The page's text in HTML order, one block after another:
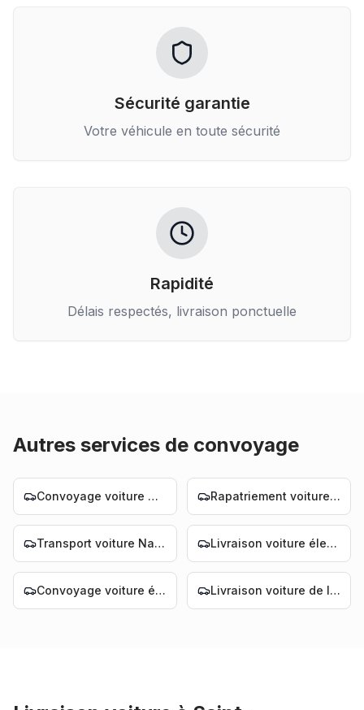
Sécurité garantie
Votre véhicule en toute sécurité
Rapidité
Délais respectés, livraison ponctuelle
Autres services de convoyage
Convoyage voiture Nantes Rapatriement voiture Nantes
Transport voiture Nantes Livraison voiture électrique Nantes
Convoyage voiture électrique Nantes Livraison voiture de luxe Nantes